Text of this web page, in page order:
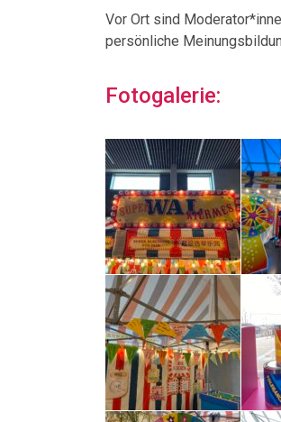
Vor Ort sind
persönliche
Fotogalerie: